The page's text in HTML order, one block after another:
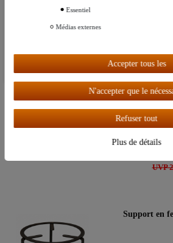
Support en
UVP
Support en
Autres paramètres
Tout accepter
Essentiel
Médias externes
Accepter tous les
N'accepter que le
Refuser tout
Plus de détails